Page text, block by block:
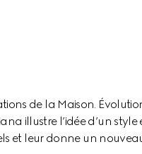
de la Maison.
illustre l’idée d’un style
et leur donne un